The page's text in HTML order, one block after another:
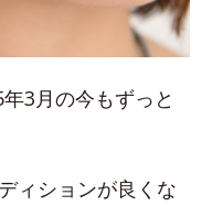
3月の今もずっと
ィションが良くな